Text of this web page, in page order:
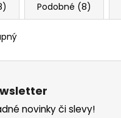
Podobné (8)
novinky či slevy!